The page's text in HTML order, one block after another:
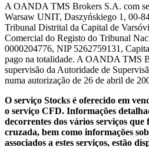
A OANDA TMS Brokers S.A. com
Warsaw UNIT, Daszyńskiego 1, 00-
Tribunal Distrital da Capital de
Comercial do Registo do Tribunal
0000204776, NIP 5262759131,
pago na totalidade. A OANDA TMS
supervisão da Autoridade de
numa autorização de 26 de abril de
O serviço Stocks é oferecido em
o serviço CFD. Informações
decorrentes dos vários serviços que
cruzada, bem como informações
associados a estes serviços, estão